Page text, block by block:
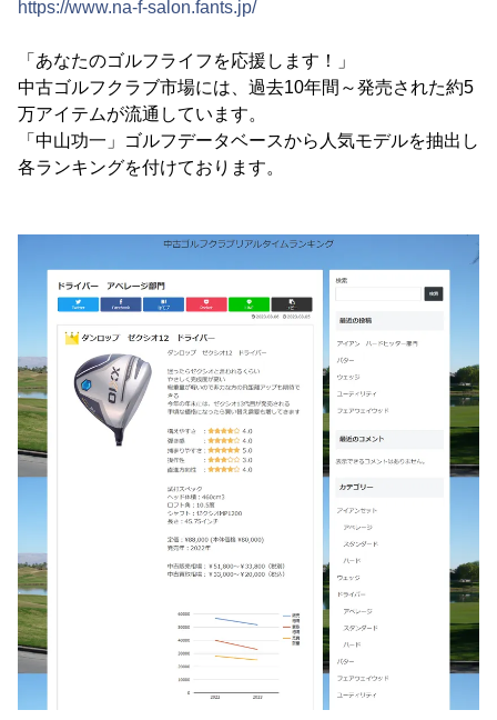
https://www.na-f-salon.fants.jp/
「あなたのゴルフライフを応援します！」
中古ゴルフクラブ市場には、過去10年間～発売された約5
万アイテムが流通しています。
「中山功一」ゴルフデータベースから人気モデルを抽出し
各ランキングを付けております。